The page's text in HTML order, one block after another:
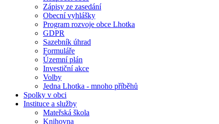
Zápisy ze zasedání
Obecní vyhlášky
Program rozvoje obce Lhotka
GDPR
Sazebník úhrad
Formuláře
Územní plán
Investiční akce
Volby
Jedna Lhotka - mnoho příběhů
Spolky v obci
Instituce a služby
Mateřská škola
Knihovna